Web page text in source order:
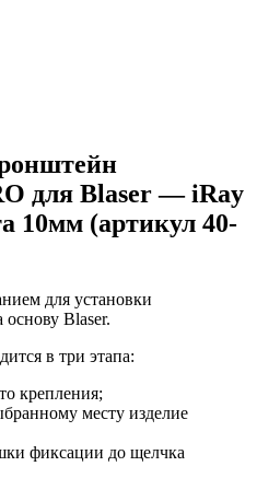
для Blaser — iRay
10мм (артикул 40-
для установки
Blaser.
в три этапа:
крепления;
месту изделие
фиксации до щелчка